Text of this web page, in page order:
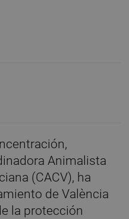
Animalista
(CACV), ha
de València
la protección